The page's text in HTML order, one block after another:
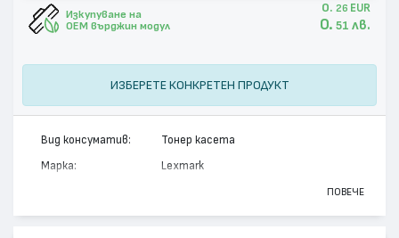
Изкупуване на
OEM върджин модул
0. 26 EUR
0. 51 лв.
ИЗБЕРЕТЕ КОНКРЕТЕН ПРОДУКТ
Вид консуматив: Тонер касета
Марка: Lexmark
Цвят: Монохромен
ПОВЕЧЕ